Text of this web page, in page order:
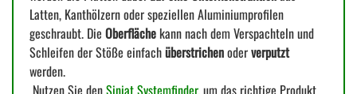
Latten, Kanthölzern oder speziellen Aluminiumprofilen
geschraubt. Die Oberfläche kann nach dem Verspachteln und
Schleifen der Stöße einfachüberstrichenoderverputzt
werden.
Nutzen Sie denSiniat Systemfinder, um das richtige Produkt